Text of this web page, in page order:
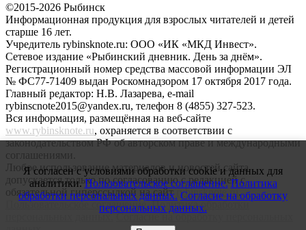
©2015-2026 Рыбинск
Информационная продукция для взрослых читателей и детей
старше 16 лет.
Учредитель rybinsknote.ru: ООО «ИК «МКД Инвест».
Сетевое издание «Рыбинский дневник. День за днём».
Регистрационный номер средства массовой информации ЭЛ
№ ФС77-71409 выдан Роскомнадзором 17 октября 2017 года.
Главный редактор: Н.В. Лазарева, e-mail
rybinscnote2015@yandex.ru, телефон 8 (4855) 327-523.
Вся информация, размещённая на веб-сайте
www.rybinsknote.ru, охраняется в соответствии с
законодательством РФ об авторском праве и международными
соглашениями.
Любое использование материалов и новостей сайта
допускается только по согласованию с редакцией с
обязательной гиперссылкой на сайтrybinsknote.ru.
Пользовательское соглашение. Политика обработки
персональных данных. Согласие на обработку персональных
Я согласен с условиями обработки cookie и данных для
аналитики. Пользовательское соглашение. Политика
обработки персональных данных. Согласие на обработку
персональных данных.